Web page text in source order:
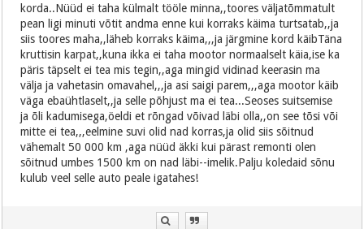
korda..Nüüd ei taha külmalt tööle minna,,toores väljatõmmatult
pean ligi minuti võtit andma enne kui korraks käima turtsatab,,ja
siis toores maha,,läheb korraks käima,,,ja järgmine kord käibTäna
kruttisin karpat,,kuna ikka ei taha mootor normaalselt käia,ise ka
päris täpselt ei tea mis tegin,,aga mingid vidinad keerasin ma
välja ja vahetasin omavahel,,,ja asi saigi parem,,,aga mootor käib
väga ebaühtlaselt,,ja selle põhjust ma ei tea...Seoses suitsemise
ja õli kadumisega,öeldi et rõngad võivad läbi olla,,on see tõsi või
mitte ei tea,,,eelmine suvi olid nad korras,ja olid siis sõitnud
vähemalt 50 000 km ,aga nüüd äkki kui pärast remonti olen
sõitnud umbes 1500 km on nad läbi--imelik.Palju koledaid sõnu
kulub veel selle auto peale igatahes!